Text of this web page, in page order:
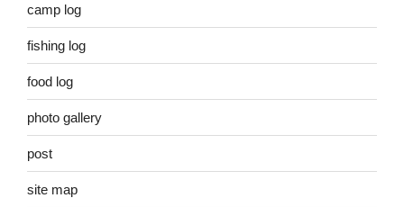
camp log
fishing log
food log
photo gallery
post
site map